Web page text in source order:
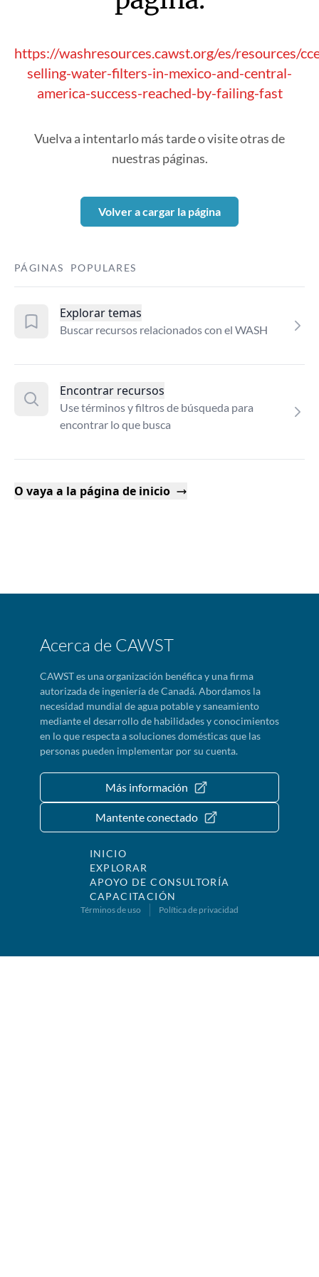
https://washresources.cawst.org/es/resources/
selling-water-filters-in-mexico-and-central-
america-success-reached-by-failing-fast
Vuelva a intentarlo más tarde o visite otras de
nuestras páginas.
Volver a cargar la página
PÁGINAS POPULARES
Explorar temas
Buscar recursos relacionados con el WASH
Encontrar recursos
Use términos y filtros de búsqueda para
encontrar lo que busca
O vaya a la página de inicio
Acerca de CAWST
CAWST es una organización benéfica y una firma
autorizada de ingeniería de Canadá. Abordamos la
necesidad mundial de agua potable y saneamiento
mediante el desarrollo de habilidades y conocimientos
en lo que respecta a soluciones domésticas que las
personas pueden implementar por su cuenta.
Más información
Mantente conectado
INICIO
EXPLORAR
APOYO DE CONSULTORÍA
CAPACITACIÓN
Términos de uso Política de privacidad